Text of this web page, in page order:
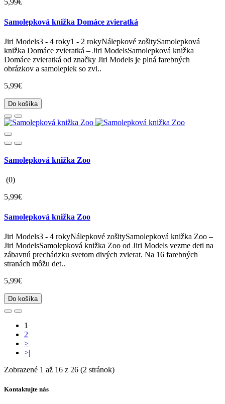
5,99€
Samolepková knižka Domáce zvieratká
Jiri Models3 - 4 roky1 - 2 rokyNálepkové zošitySamolepková
knižka Domáce zvieratká – Jiri ModelsSamolepková knižka
Domáce zvieratká od značky Jiri Models je plná farebných
obrázkov a samolepiek so zvi..
5,99€
Do košíka
Samolepková knižka Zoo
(0)
5,99€
Samolepková knižka Zoo
Jiri Models3 - 4 rokyNálepkové zošitySamolepková knižka Zoo –
Jiri ModelsSamolepková knižka Zoo od Jiri Models vezme deti na
zábavnú prechádzku svetom divých zvierat. Na 16 farebných
stranách môžu det..
5,99€
Do košíka
1
2
>
>|
Zobrazené 1 až 16 z 26 (2 stránok)
Kontaktujte nás